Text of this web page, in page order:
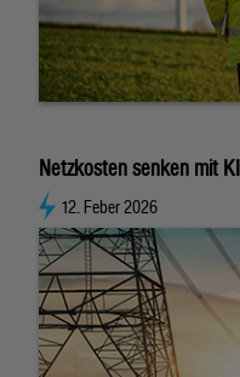
Netzkosten senken mit KI
12. Feber 2026